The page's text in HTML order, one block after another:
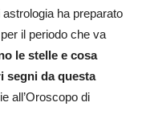
astrologia ha preparato
il periodo che va
le stelle e cosa
segni da questa
all’Oroscopo di